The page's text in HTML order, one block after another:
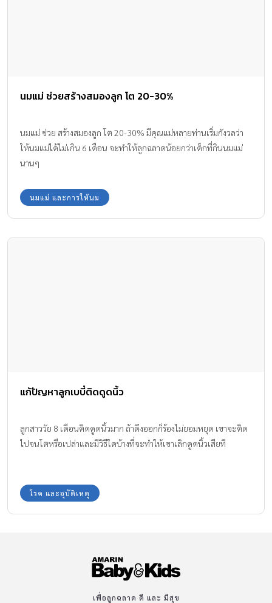
นมแม่ ช่วยสร้างสมองลูก โต 20-30%
นมแม่ ช่วย สร้างสมองลูก โต 20-30% มีคุณแม่หลายท่านเริ่มกังวลว่า
ให้นมแม่ได้ไม่เกิน 6 เดือน จะทำให้ลูกฉลาดน้อยกว่าเด็กที่กินนมแม่
นานๆ
นมแม่ และการให้นม
แก้ปัญหาลูกเบบี๋ติดดูดนิ้ว
ลูกสาววัย 8 เดือนติดดูดนิ้วมาก ถ้าดึงออกก็ร้องไม่ยอมหยุด เขาจะติด
ไปจนโตหรือเปล่าและมีวิธีใดบ้างที่จะทำให้เขาเลิกดูดนิ้วเสียที
โรค และอุบัติเหตุ
เพื่อลูกฉลาด ดี และ มีสุข